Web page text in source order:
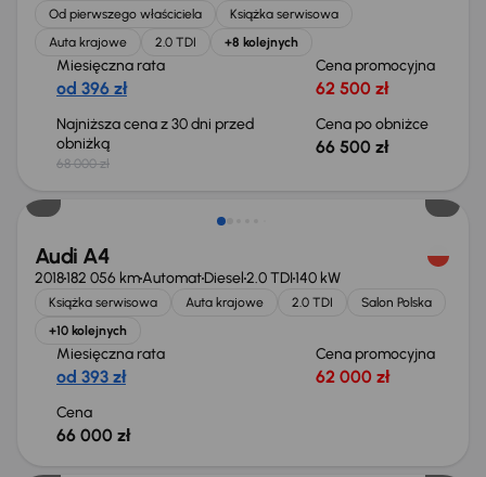
Od pierwszego właściciela
Książka serwisowa
Auta krajowe
2.0 TDI +8 kolejnych
Miesięczna rata
od 396 zł
Cena promocyjna
62 500 zł
Najniższa cena z 30 dni przed
obniżką
68 000 zł
Cena po obniżce
66 500 zł
Audi A4
2018182 056 kmAutomatDiesel2.0 TDI140 kW
Książka serwisowa Auta krajowe 2.0 TDI
Salon Polska
+10 kolejnych
Miesięczna rata
od 393 zł
Cena promocyjna
62 000 zł
Cena
66 000 zł